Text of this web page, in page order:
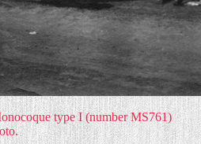
type I (number MS761)